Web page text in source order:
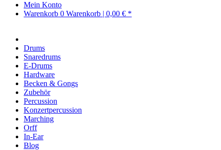
Mein Konto
Warenkorb 0 Warenkorb | 0,00 € *
Drums
Snaredrums
E-Drums
Hardware
Becken & Gongs
Zubehör
Percussion
Konzertpercussion
Marching
Orff
In-Ear
Blog